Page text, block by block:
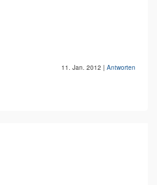
11. Jan. 2012 | Antworten